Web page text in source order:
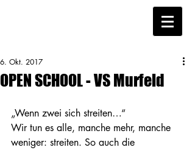
OPEN SCHOOL - VS Murfeld
6. Okt. 2017
„Wenn zwei sich streiten…“
Wir tun es alle, manche mehr, manche
weniger: streiten. So auch die